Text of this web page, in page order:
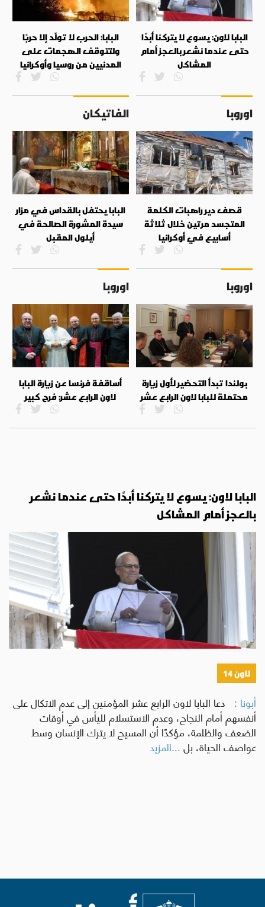
البابا لاون: يسوع لا يتركنا أبدًا
حتى عندما نشعر بالعجز أمام
المشاكل
البابا: الحرب لا تولّد إلا حربًا
ولتتوقف الهجمات على
المدنيين من روسيا وأوكرانيا
اوروبا
قصف دير راهبات الكلمة
المتجسد مرتين خلال ثلاثة
أسابيع في أوكرانيا
الفاتيكان
البابا يحتفل بالقداس في مزار
سيدة المشورة الصالحة في
أيلول المقبل
اوروبا
بولندا تبدأ التحضير لأول زيارة
محتملة للبابا لاون الرابع عشر
اوروبا
أساقفة فرنسا عن زيارة البابا
لاون الرابع عشر: فرح كبير
البابا لاون: يسوع لا يتركنا أبدًا حتى عندما نشعر
بالعجز أمام المشاكل
لاون 14
أبونا : دعا البابا لاون الرابع عشر المؤمنين إلى عدم الاتكال على
أنفسهم أمام النجاح، وعدم الاستسلام لليأس في أوقات
الضعف والظلمة، مؤكدًا أن المسيح لا يترك الإنسان وسط
عواصف الحياة، بل...المزيد